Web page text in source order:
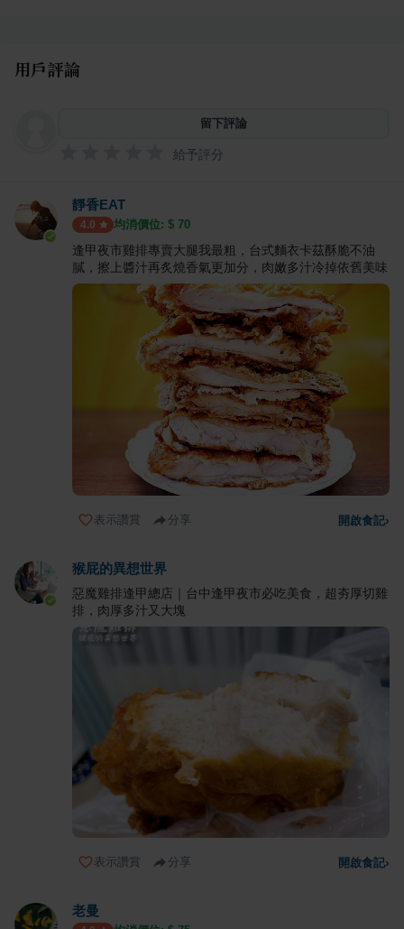
用戶評論
留下評論
給予評分
靜香EAT
4.0 均消價位: $ 70
逢甲夜市雞排專賣大腿我最粗，台式麵衣卡茲酥脆不油
膩，擦上醬汁再炙燒香氣更加分，肉嫩多汁冷掉依舊美味
表示讚賞 分享 開啟食記›
猴屁的異想世界
惡魔雞排逢甲總店｜台中逢甲夜市必吃美食，超夯厚切雞
排，肉厚多汁又大塊
表示讚賞 分享 開啟食記›
老曼